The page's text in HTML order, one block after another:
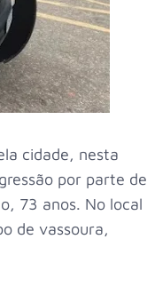
cidade, nesta
por parte de
73 anos. No local
de vassoura,